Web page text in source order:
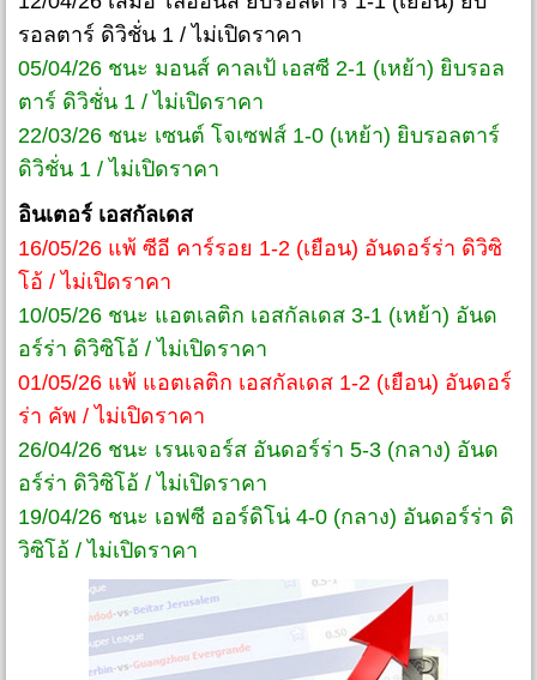
รอลตาร์ ดิวิชั่น 1 / ไม่เปิดราคา
05/04/26 ชนะ มอนส์ คาลเป้ เอสซี 2-1 (เหย้า) ยิบรอล
ตาร์ ดิวิชั่น 1 / ไม่เปิดราคา
22/03/26 ชนะ เซนต์ โจเซฟส์ 1-0 (เหย้า) ยิบรอลตาร์
ดิวิชั่น 1 / ไม่เปิดราคา
อินเตอร์ เอสกัลเดส
16/05/26 แพ้ ซีอี คาร์รอย 1-2 (เยือน) อันดอร์ร่า ดิวิซิ
โอ้ / ไม่เปิดราคา
10/05/26 ชนะ แอตเลติก เอสกัลเดส 3-1 (เหย้า) อันด
อร์ร่า ดิวิซิโอ้ / ไม่เปิดราคา
01/05/26 แพ้ แอตเลติก เอสกัลเดส 1-2 (เยือน) อันดอร์
ร่า คัพ / ไม่เปิดราคา
26/04/26 ชนะ เรนเจอร์ส อันดอร์ร่า 5-3 (กลาง) อันด
อร์ร่า ดิวิซิโอ้ / ไม่เปิดราคา
19/04/26 ชนะ เอฟซี ออร์ดิโน่ 4-0 (กลาง) อันดอร์ร่า ดิ
วิซิโอ้ / ไม่เปิดราคา